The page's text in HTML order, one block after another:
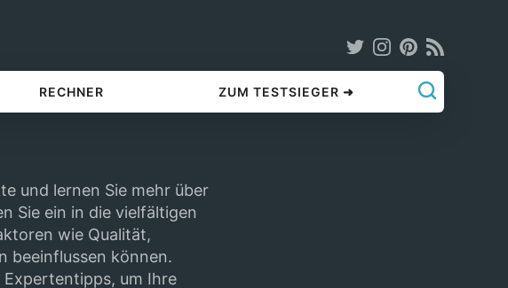
RECHNER ZUM TESTSIEGER ➜
und lernen Sie mehr über
Sie ein in die vielfältigen
wie Qualität,
beeinflussen können.
um Ihre